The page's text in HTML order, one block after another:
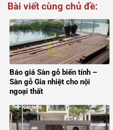
Bài viết cùng chủ đề:
Báo giá Sàn gỗ biến tính –
Sàn gỗ Gia nhiệt cho nội
ngoại thất